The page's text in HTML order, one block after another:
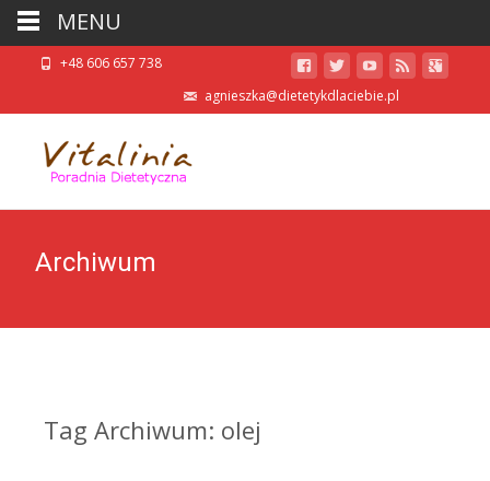
+48 606 657 738
agnieszka@dietetykdlaciebie.pl
Archiwum
Tag Archiwum: olej
MENU